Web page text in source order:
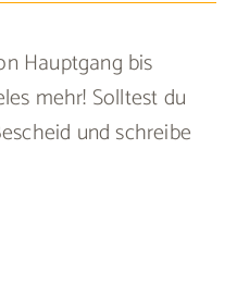
Hauptgang bis
mehr! Solltest du
und schreibe